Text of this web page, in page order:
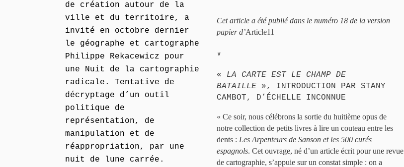
de création autour de la
ville et du territoire, a
invité en octobre dernier
le géographe et cartographe
Philippe Rekacewicz pour
une Nuit de la cartographie
radicale. Tentative de
décryptage d’un outil
politique de
représentation, de
manipulation et de
réappropriation, par une
nuit de lune carrée.
Cet article a été publié dans le numéro 18 de la version
papier d’Article11
*
« LA CARTE EST LE CHAMP DE
BATAILLE », INTRODUCTION PAR STANY
CAMBOT, D’ÉCHELLE INCONNUE
« Ce soir, nous célébrons la sortie du huitième opus de
notre collection de petits livres à lire un couteau entre les
dents : Les Arpenteurs de Sanson et les 500 curés
espagnols. Cet ouvrage, né d’un article écrit pour une revue
de cartographie, s’appuie sur un constat simple : on a